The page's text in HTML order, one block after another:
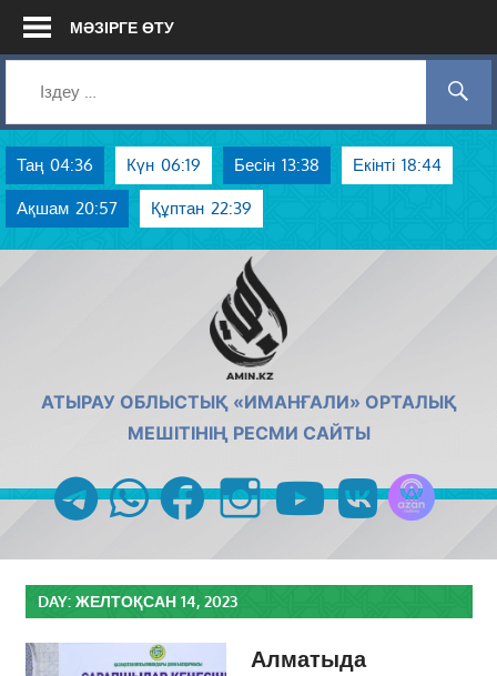
Skip
МӘЗІРГЕ ӨТУ
Таң 04:36 Күн 06:19 Бесін 13:38 Екінті 18:44
Ақшам 20:57 Құптан 22:39
АТЫРАУ ОБЛЫСТЫҚ «ИМАНҒАЛИ» ОРТАЛЫҚ
МЕШІТІНІҢ РЕСМИ САЙТЫ
telegramwhatsappfacebookinstagramyoutubevk
DAY: ЖЕЛТОҚСАН 14, 2023
Алматыда